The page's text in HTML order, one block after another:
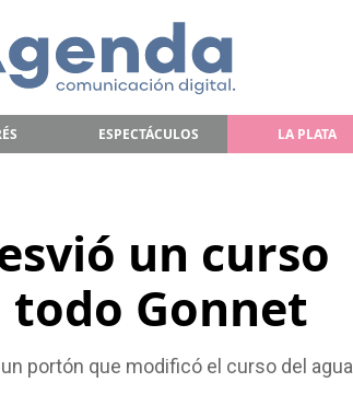
ESPECTÁCULOS LA PLATA
un curso
todo Gonnet
portón que modificó el curso del agua